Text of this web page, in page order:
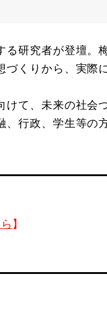
る研究者が登壇。
づくりから、実際
けて、未来の社会
、行政、学生等の
】